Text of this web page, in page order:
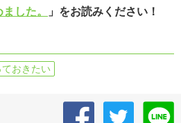
した。
」をお読みください！
おきたい